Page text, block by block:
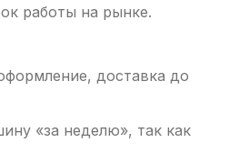
работы на рынке.
доставка до
«за неделю», так как